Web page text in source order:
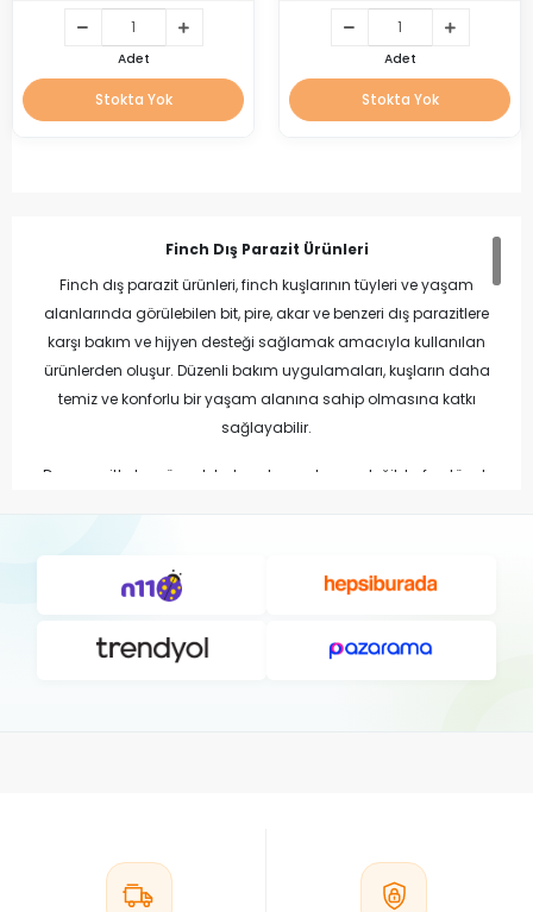
Adet
Stokta Yok
Adet
Stokta Yok
Finch Dış Parazit Ürünleri
Finch dış parazit ürünleri, finch kuşlarının tüyleri ve yaşam
alanlarında görülebilen bit, pire, akar ve benzeri dış parazitlere
karşı bakım ve hijyen desteği sağlamak amacıyla kullanılan
ürünlerden oluşur. Düzenli bakım uygulamaları, kuşların daha
temiz ve konforlu bir yaşam alanına sahip olmasına katkı
sağlayabilir.
Dış parazitlerle mücadelede yalnızca kuşun değil; kafes, tünek,
uygun bakım ürünleri günlük bakım rutinini destekler.
Finch Dış Parazit Ürünlerinin Avantajları
Bit, pire ve akar gibi dış parazitlere karşı bakım desteği
Günlük bakım rutininin önemli parçalarından biridir.